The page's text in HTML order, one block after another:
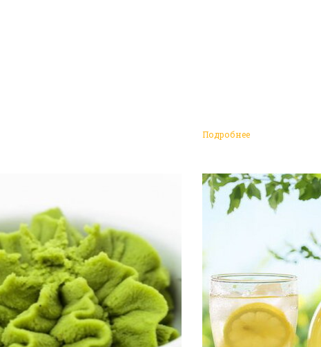
Подробнее